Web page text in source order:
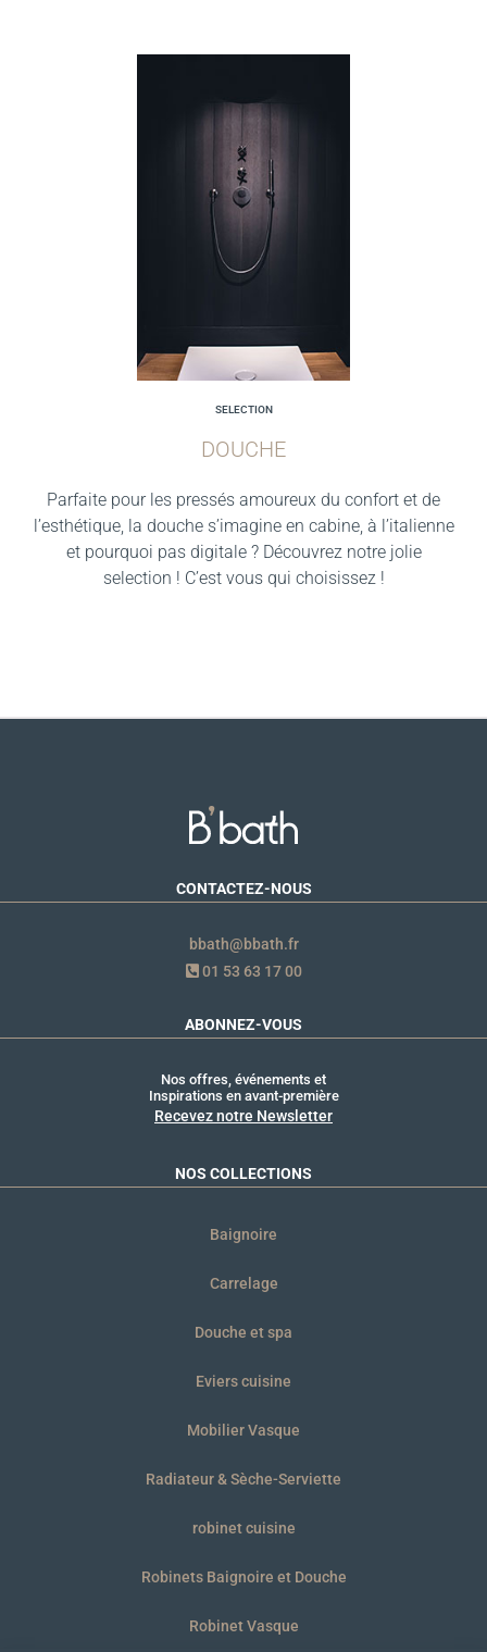
SELECTION
DOUCHE
Parfaite pour les pressés amoureux du confort et de
l’esthétique, la douche s’imagine en cabine, à l’italienne
et pourquoi pas digitale ? Découvrez notre jolie
selection ! C’est vous qui choisissez !
CONTACTEZ-NOUS
bbath@bbath.fr
01 53 63 17 00
ABONNEZ-VOUS
Nos offres, événements et
Inspirations en avant-première
Recevez notre Newsletter
NOS COLLECTIONS
Baignoire
Carrelage
Douche et spa
Eviers cuisine
Mobilier Vasque
Radiateur & Sèche-Serviette
robinet cuisine
Robinets Baignoire et Douche
Robinet Vasque